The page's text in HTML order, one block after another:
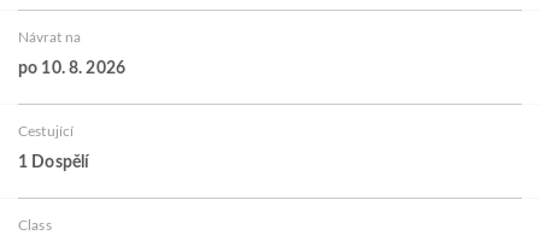
Návrat na
po 10. 8. 2026
Cestující
1 Dospělí
Class